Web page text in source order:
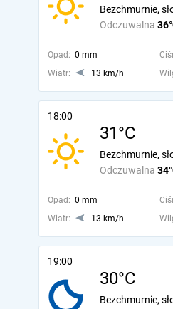
Odczuwalna
Bezchmurnie,
Opad: 0 mm
Wiatr:
13 km/h
18:00
31°C
Odczuwalna
Bezchmurnie,
Opad: 0 mm
Wiatr:
13 km/h
19:00
30°C
Bezchmurnie,